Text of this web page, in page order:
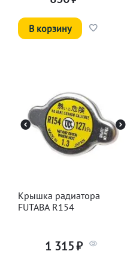
В корзину
Крышка радиатора
FUTABA R154
1 315₽